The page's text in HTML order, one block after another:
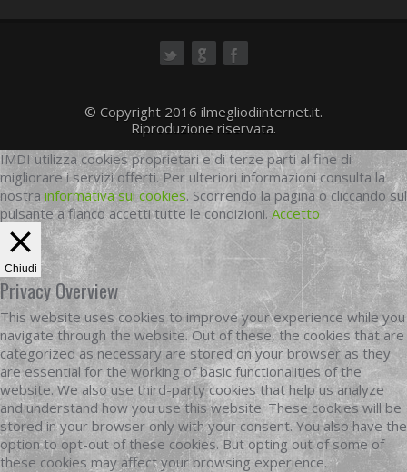
© Copyright 2016 ilmegliodiinternet.it.
Riproduzione riservata.
IMDI utilizza cookies proprietari e di terze parti al fine di
migliorare i servizi offerti. Per ulteriori informazioni consulta la
nostra informativa sui cookies. Scorrendo la pagina o cliccando sul
pulsante a fianco accetti tutte le condizioni. Accetto
Chiudi
Privacy Overview
This website uses cookies to improve your experience while you
navigate through the website. Out of these, the cookies that are
categorized as necessary are stored on your browser as they
are essential for the working of basic functionalities of the
website. We also use third-party cookies that help us analyze
and understand how you use this website. These cookies will be
stored in your browser only with your consent. You also have the
option to opt-out of these cookies. But opting out of some of
these cookies may affect your browsing experience.